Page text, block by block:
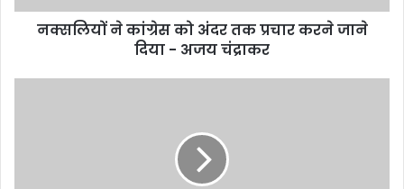
जाने
नक्सलियों ने कांग्रेस को अंदर तक प्रचार करने जाने
दिया - अजय चंद्राकर